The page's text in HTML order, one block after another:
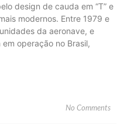
design de cauda em “T” e
modernos. Entre 1979 e
da aeronave, e
operação no Brasil,
No Comments